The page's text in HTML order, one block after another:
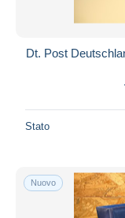
Dt. Post
Stato
Nuovo